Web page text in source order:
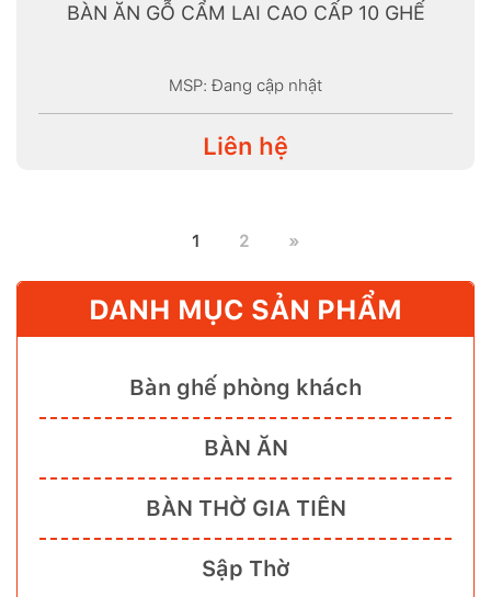
BÀN ĂN GỖ CẨM LAI CAO CẤP 10 GHẾ
MSP: Đang cập nhật
Liên hệ
1 2 »
DANH MỤC SẢN PHẨM
Bàn ghế phòng khách
BÀN ĂN
BÀN THỜ GIA TIÊN
Sập Thờ